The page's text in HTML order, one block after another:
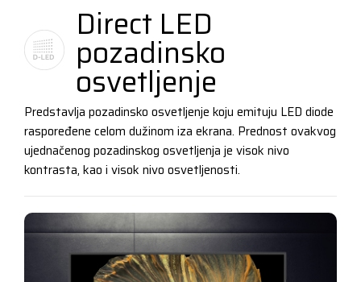
Direct LED
pozadinsko
osvetljenje
Predstavlja pozadinsko osvetljenje koju emituju LED diode
raspoređene celom dužinom iza ekrana. Prednost ovakvog
ujednačenog pozadinskog osvetljenja je visok nivo
kontrasta, kao i visok nivo osvetljenosti.